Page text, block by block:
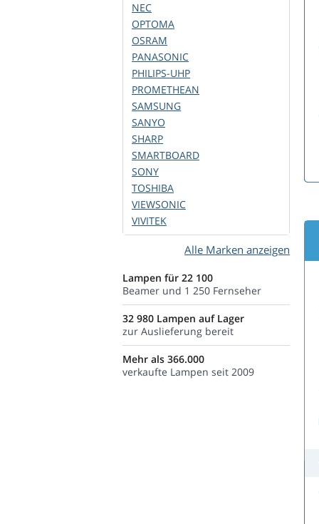
NEC
OPTOMA
OSRAM
PANASONIC
PHILIPS-UHP
PROMETHEAN
SAMSUNG
SANYO
SHARP
SMARTBOARD
SONY
TOSHIBA
VIEWSONIC
VIVITEK
Alle Marken anzeigen
Lampen für 22 100
Beamer und 1 250 Fernseher
32 980 Lampen auf Lager
zur Auslieferung bereit
Mehr als 366.000
verkaufte Lampen seit 2009